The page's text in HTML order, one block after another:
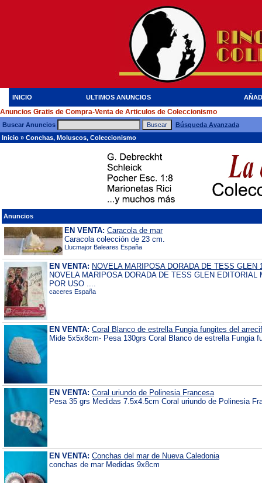
INICIO ULTIMOS ANUNCIOS
Anuncios Gratis de Compra-Venta de Articulos de Coleccionismo
Buscar Anuncios
Búsqueda Avanzada
Inicio » Conchas, Moluscos, Coleccionismo
Anuncios
EN VENTA: Caracola de mar
Caracola colección de 23 cm.
Llucmajor Baleares España
EN VENTA: NOVELA MARIPOSA DORADA DE TESS GLEN
NOVELA MARIPOSA DORADA DE TESS GLEN EDITORIAL
POR USO ....
caceres España
EN VENTA: Coral Blanco de estrella Fungia fungites del
Mide 5x5x8cm- Pesa 130grs Coral Blanco de estrella Fungia
EN VENTA: Coral uriundo de Polinesia Francesa
Pesa 35 grs Medidas 7.5x4.5cm Coral uriundo de Polinesia
EN VENTA: Conchas del mar de Nueva Caledonia
conchas de mar Medidas 9x8cm